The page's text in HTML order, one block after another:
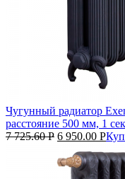
Чугунный радиатор
расстояние 500 мм, 1
7 725.60Р 6 950.00 Р